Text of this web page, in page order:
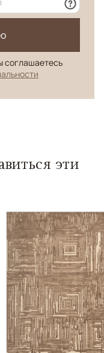
соглашаетесь
эти